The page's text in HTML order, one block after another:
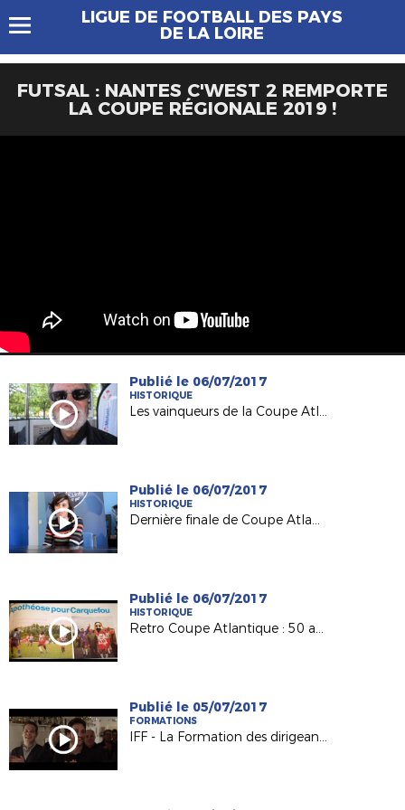
LIGUE DE FOOTBALL DES PAYS
DE LA LOIRE
FUTSAL : NANTES C'WEST 2 REMPORTE
LA COUPE RÉGIONALE 2019 !
Publié le 06/07/2017
HISTORIQUE
Les vainqueurs de la Coupe Atlantique Féminine à l'honneur à Machecoul
Publié le 06/07/2017
HISTORIQUE
Dernière finale de Coupe Atlantique Féminine :
Publié le 06/07/2017
HISTORIQUE
Retro Coupe Atlantique : 50 ans d'histoire !
Publié le 05/07/2017
FORMATIONS
IFF - La Formation des dirigeants